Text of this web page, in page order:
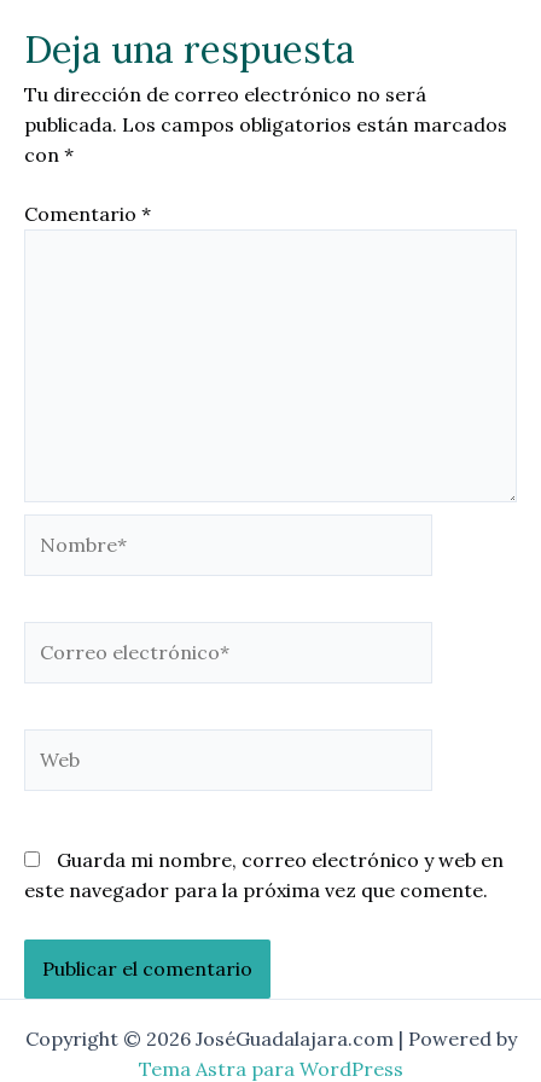
Deja una respuesta
Tu dirección de correo electrónico no será
publicada. Los campos obligatorios están marcados
con *
Comentario *
electrónico*
Guarda mi nombre, correo electrónico y web en
este navegador para la próxima vez que comente.
Copyright © 2026 JoséGuadalajara.com | Powered by
Tema Astra para WordPress